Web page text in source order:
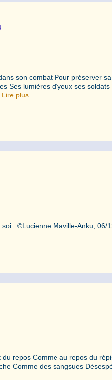
son combat Pour préserver
Ses lumières d’yeux ses
Lire plus
soi ©Lucienne Maville-Anku, 06/
repos Comme au repos du
Comme des sangsues